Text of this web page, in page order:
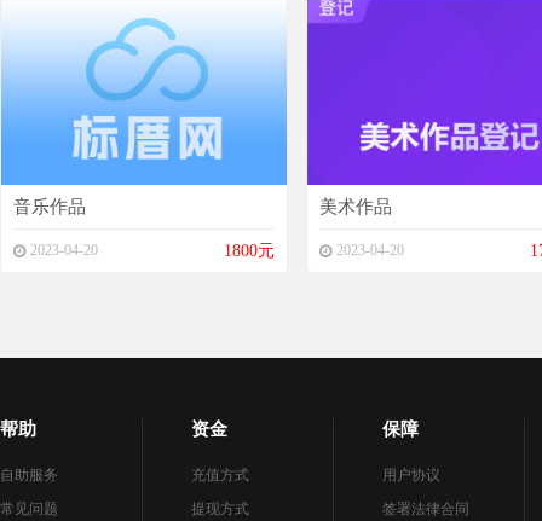
音乐作品
2023-04-20 1800元
美术作品
2023-04-20
帮助
自助服务
常见问题
资金
充值方式
提现方式
保障
用户协议
签署法律合同